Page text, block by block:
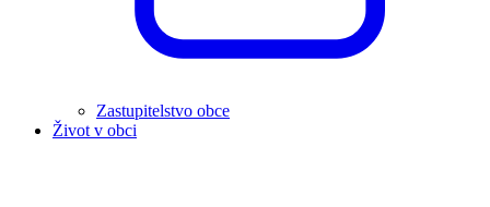
Zastupitelstvo obce
Život v obci